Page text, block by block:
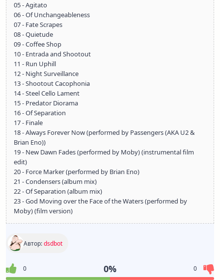
05 - Agitato
06 - Of Unchangeableness
07 - Fate Scrapes
08 - Quietude
09 - Coffee Shop
10 - Entrada and Shootout
11 - Run Uphill
12 - Night Surveillance
13 - Shootout Cacophonia
14 - Steel Cello Lament
15 - Predator Diorama
16 - Of Separation
17 - Finale
18 - Always Forever Now (performed by Passengers (AKA U2 &
Brian Eno))
19 - New Dawn Fades (performed by Moby) (instrumental film
edit)
20 - Force Marker (performed by Brian Eno)
21 - Condensers (album mix)
22 - Of Separation (album mix)
23 - God Moving over the Face of the Waters (performed by
Moby) (film version)
Автор:dsdbot
0 0% 0